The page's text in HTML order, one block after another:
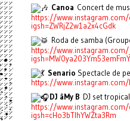
Canoa Concert de
https://www.instagram.com/
igsh=ZWRjZ2w1a2x4cGdk
Roda de samba
https://www.instagram.com/
Senario Spectacle de
https://www.instagram.com/
DJ âMy B DJ set
https://www.instagram.com/
igsh=cHo3bTlhYWZta3Rm